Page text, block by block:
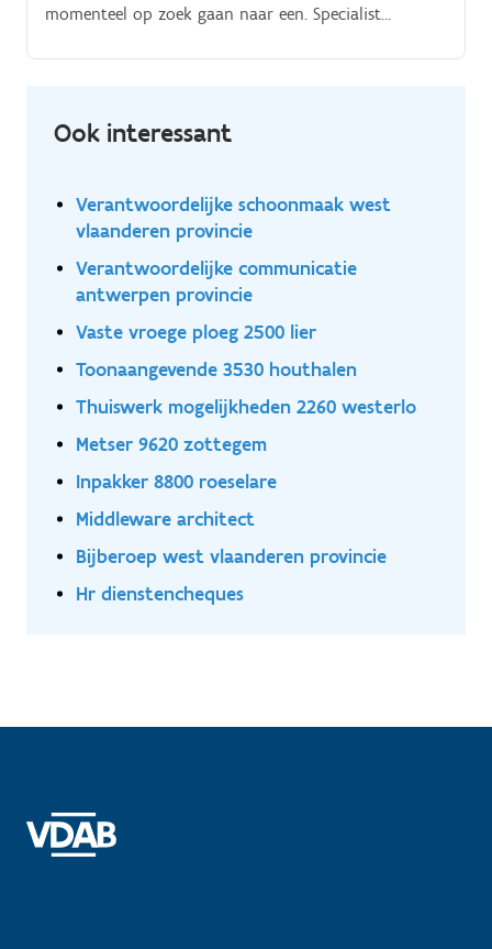
momenteel op zoek gaan naar een. Specialist
Engineering zal je je focussen op complexe dossiers
voor grote ondernemingen in binnen en buitenland.
Ook interessant
Verantwoordelijke schoonmaak west
vlaanderen provincie
Verantwoordelijke communicatie
antwerpen provincie
Vaste vroege ploeg 2500 lier
Toonaangevende 3530 houthalen
Thuiswerk mogelijkheden 2260 westerlo
Metser 9620 zottegem
Inpakker 8800 roeselare
Middleware architect
Bijberoep west vlaanderen provincie
Hr dienstencheques